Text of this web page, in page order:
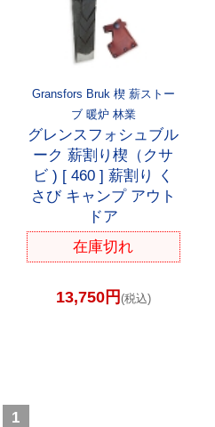
Gransfors Bruk 楔 薪ストー
ブ 暖炉 林業
グレンスフォシュブル
ーク 薪割り楔（クサ
ビ ) [ 460 ] 薪割り く
さび キャンプ アウト
ドア
在庫切れ
13,750円 (税込)
1